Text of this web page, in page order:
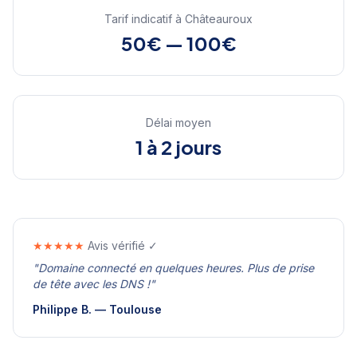
Tarif indicatif à Châteauroux
50€ — 100€
Délai moyen
1 à 2 jours
★★★★★ Avis vérifié ✓
"Domaine connecté en quelques heures. Plus de prise
de tête avec les DNS !"
Philippe B. — Toulouse